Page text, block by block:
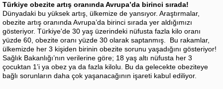
Türkiye obezite artış oranında Avrupa’da birinci sırada!
Dünyadaki bu yüksek artış, ülkemize de yansıyor. Araştırmalar,
obezite artış oranında Avrupa’da birinci sırada yer aldığımızı
gösteriyor. Türkiye'de 30 yaş üzerindeki nüfusta fazla kilo oranı
yüzde 60, obezite oranı yüzde 30 olarak saptanmış. Bu rakamlar,
ülkemizde her 3 kişiden birinin obezite sorunu yaşadığını gösteriyor!
Sağlık Bakanlığı’nın verilerine göre; 18 yaş altı nüfusta her 3
çocuktan 1’i ya obez ya da fazla kilolu. Bu da gelecekte obeziteye
bağlı sorunların daha çok yaşanacağının işareti kabul ediliyor.